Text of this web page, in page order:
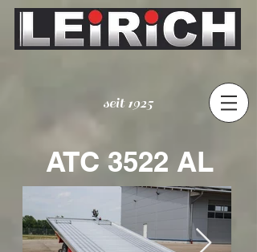
seit 1925
ATC 3522 AL